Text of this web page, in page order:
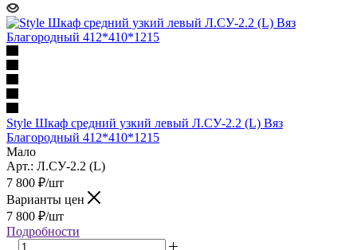
Style Шкаф средний узкий левый Л.СУ-2.2 (L) Вяз
Благородный 412*410*1215
Мало
Арт.: Л.СУ-2.2 (L)
7 800 ₽/шт
Варианты цен
7 800 ₽/шт
Подробности